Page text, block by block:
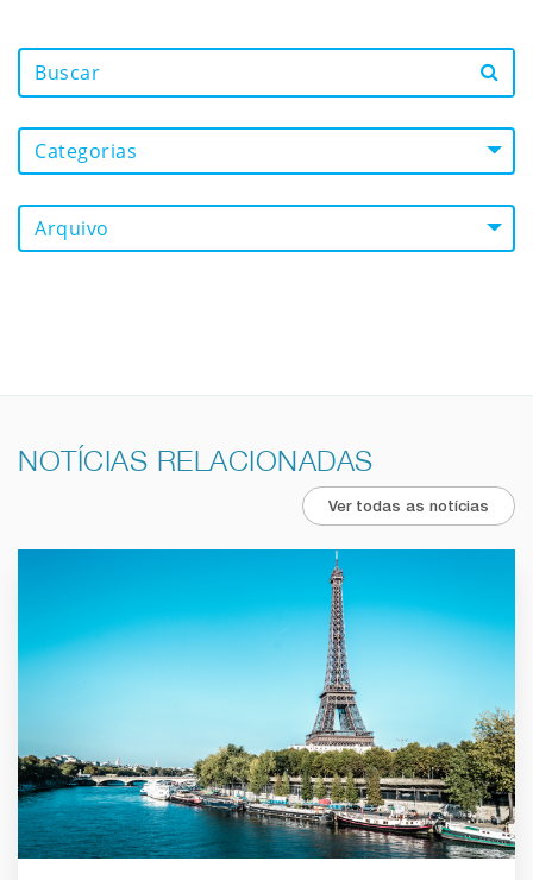
Categorias
Arquivo
NOTÍCIAS RELACIONADAS
Ver todas as notícias